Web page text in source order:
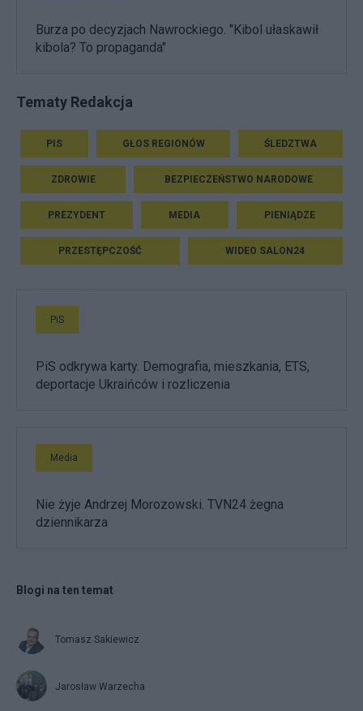
Burza po decyzjach Nawrockiego. "Kibol ułaskawił
kibola? To propaganda"
Tematy Redakcja
PIS GŁOS REGIONÓW ŚLEDZTWA
ZDROWIE BEZPIECZEŃSTWO NARODOWE
PREZYDENT MEDIA PIENIĄDZE
PRZESTĘPCZOŚĆ WIDEO SALON24
PiS
PiS odkrywa karty. Demografia, mieszkania, ETS,
deportacje Ukraińców i rozliczenia
Media
Nie żyje Andrzej Morozowski. TVN24 żegna
dziennikarza
Blogi na ten temat
Tomasz Sakiewicz
Jarosław Warzecha